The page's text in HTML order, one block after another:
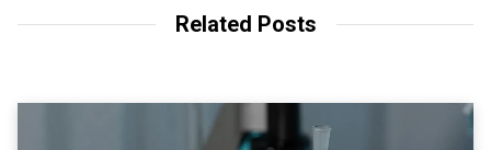
Related Posts